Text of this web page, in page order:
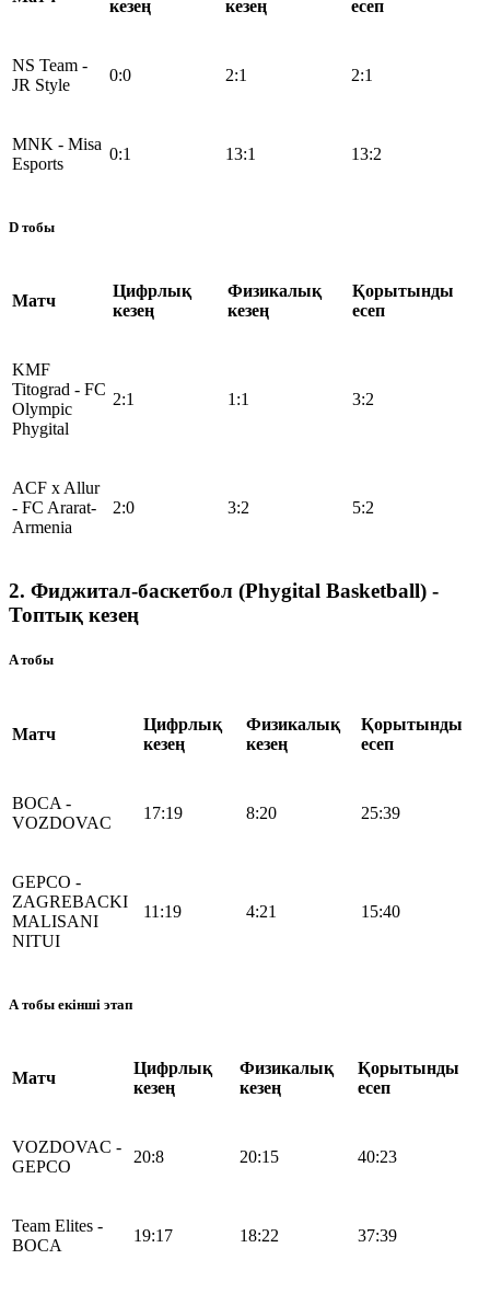
кезең
кезең
есеп
NS Team -
JR Style
0:0 2:1 2:1
MNK - Misa
Esports
0:1 13:1 13:2
D тобы
Матч
Цифрлық
кезең
Физикалық
кезең
Қорытынды
есеп
KMF
Titograd - FC
Olympic
Phygital
2:1 1:1 3:2
ACF x Allur
- FC Ararat-
Armenia
2:0 3:2 5:2
2. Фиджитал-баскетбол (Phygital Basketball) -
Топтық кезең
A тобы
Матч
Цифрлық
кезең
Физикалық
кезең
Қорытынды
есеп
BOCA -
VOZDOVAC
17:19 8:20 25:39
GEPCO -
ZAGREBACKI
MALISANI
NITUI
11:19 4:21 15:40
А тобы екінші этап
Матч
Цифрлық
кезең
Физикалық
кезең
Қорытынды
есеп
VOZDOVAC -
GEPCO
20:8 20:15 40:23
Team Elites -
BOCA
19:17 18:22 37:39